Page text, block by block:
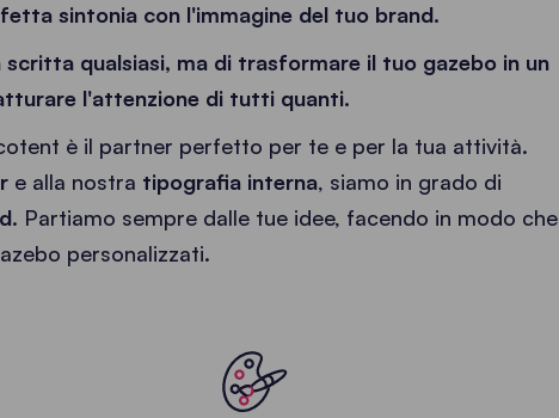
sintonia con l'immagine del tuo brand.
qualsiasi, ma di trasformare il tuo gazebo in un
l'attenzione di tutti quanti.
è il partner perfetto per te e per la tua attività.
e alla nostra tipografia interna, siamo in grado di
Partiamo sempre dalle tue idee, facendo in modo che
personalizzati.